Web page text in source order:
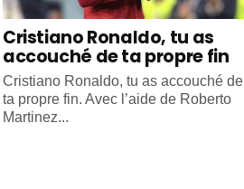
Cristiano Ronaldo, tu as
accouché de ta propre fin
Cristiano Ronaldo, tu as accouché de
ta propre fin. Avec l’aide de Roberto
Martinez...